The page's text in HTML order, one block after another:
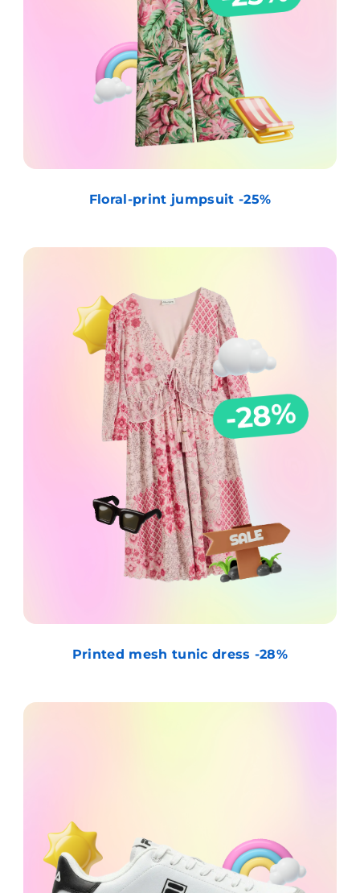
Floral-print jumpsuit -25%
Printed mesh tunic dress -28%